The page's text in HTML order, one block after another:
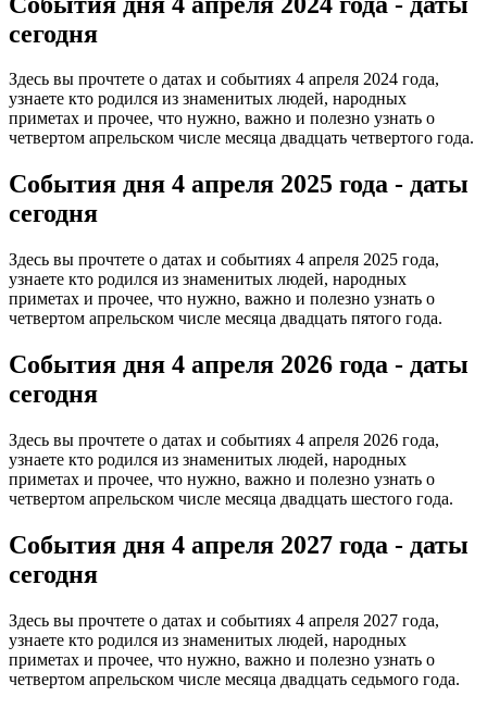
сегодня
Здесь вы прочтете о датах и событиях 4 апреля 2024 года,
узнаете кто родился из знаменитых людей, народных
приметах и прочее, что нужно, важно и полезно узнать о
четвертом апрельском числе месяца двадцать четвертого года.
События дня 4 апреля 2025 года - даты
сегодня
Здесь вы прочтете о датах и событиях 4 апреля 2025 года,
узнаете кто родился из знаменитых людей, народных
приметах и прочее, что нужно, важно и полезно узнать о
четвертом апрельском числе месяца двадцать пятого года.
События дня 4 апреля 2026 года - даты
сегодня
Здесь вы прочтете о датах и событиях 4 апреля 2026 года,
узнаете кто родился из знаменитых людей, народных
приметах и прочее, что нужно, важно и полезно узнать о
четвертом апрельском числе месяца двадцать шестого года.
События дня 4 апреля 2027 года - даты
сегодня
Здесь вы прочтете о датах и событиях 4 апреля 2027 года,
узнаете кто родился из знаменитых людей, народных
приметах и прочее, что нужно, важно и полезно узнать о
четвертом апрельском числе месяца двадцать седьмого года.